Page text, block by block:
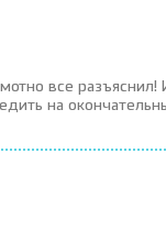
все
на